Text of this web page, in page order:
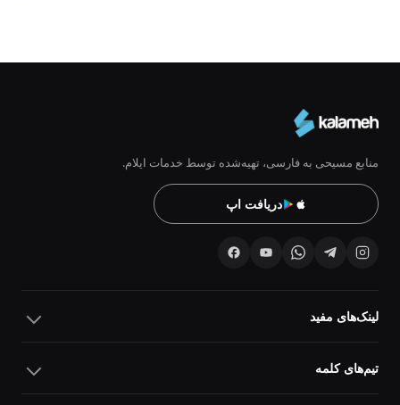
منابع مسیحی به فارسی، تهیه‌شده توسط خدمات ایلام.
دریافت اپ
لینک‌های مفید
تیم‌های کلمه